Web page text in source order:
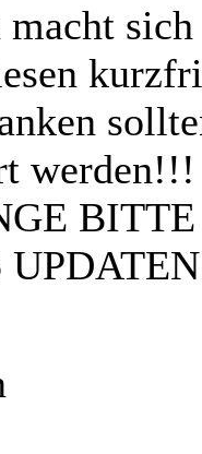
macht
werden!!!